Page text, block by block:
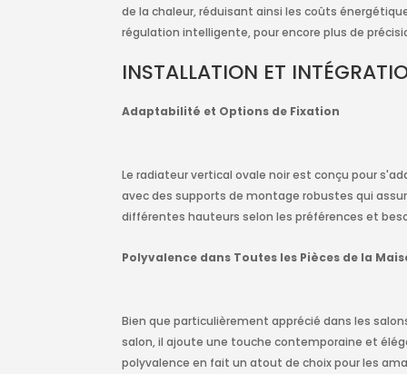
de la chaleur, réduisant ainsi les coûts
régulation intelligente, pour encore plus de
INSTALLATION ET
Adaptabilité et Options de Fixation
Le radiateur vertical ovale noir est conçu pour
avec des supports de montage robustes qui
différentes hauteurs selon les préférences et
Polyvalence dans Toutes les Pièces de la
Bien que particulièrement apprécié dans les
salon, il ajoute une touche contemporaine et
polyvalence en fait un atout de choix pour les